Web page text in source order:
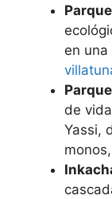
en
de
Yassi,